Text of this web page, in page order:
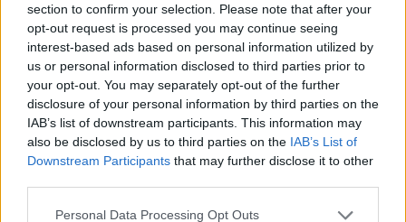
section to confirm your selection. Please note that after your
opt-out request is processed you may continue seeing
interest-based ads based on personal information utilized by
us or personal information disclosed to third parties prior to
your opt-out. You may separately opt-out of the further
disclosure of your personal information by third parties on the
IAB’s list of downstream participants. This information may
also be disclosed by us to third parties on the IAB’s List of
Downstream Participants that may further disclose it to other
Personal Data Processing Opt Outs
Instituído pelas Nações Unidas, o “Dia Internacional da
Juventude”procura chamar a atenção para os desafios,
as oportunidades e a participação das novas gerações na
sociedade.
Ígor Lopes
ATUALIDADE
Cultura digital pode “comprometer”
a criatividade antes de “provocar”
mudanças genéticas, diz
neurocientista
Publicado 2 dias atrás on 08/08/2026